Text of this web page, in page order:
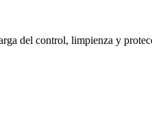
del control, limpienza y